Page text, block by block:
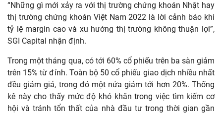
“Những gì mới xảy ra với thị trường chứng khoán Nhật hay
thị trường chứng khoán Việt Nam 2022 là lời cảnh báo khi
tỷ lệ margin cao và xu hướng thị trường không thuận lợi”,
SGI Capital nhận định.
Trong một tháng qua, có tới 60% cổ phiếu trên ba sàn giảm
trên 15% từ đỉnh. Toàn bộ 50 cổ phiếu giao dịch nhiều nhất
đều giảm giá, trong đó một nửa giảm tới hơn 20%. Thống
kê này cho thấy mức độ khó khăn trong việc tìm kiếm cơ
hội và tránh tổn thất của nhà đầu tư trong thời gian gần